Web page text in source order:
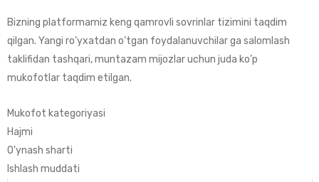
Bizning platformamiz keng qamrovli sovrinlar tizimini taqdim
qilgan. Yangi ro’yxatdan o’tgan foydalanuvchilar ga salomlash
taklifidan tashqari, muntazam mijozlar uchun juda ko’p
mukofotlar taqdim etilgan.
Mukofot kategoriyasi
Hajmi
O’ynash sharti
Ishlash muddati